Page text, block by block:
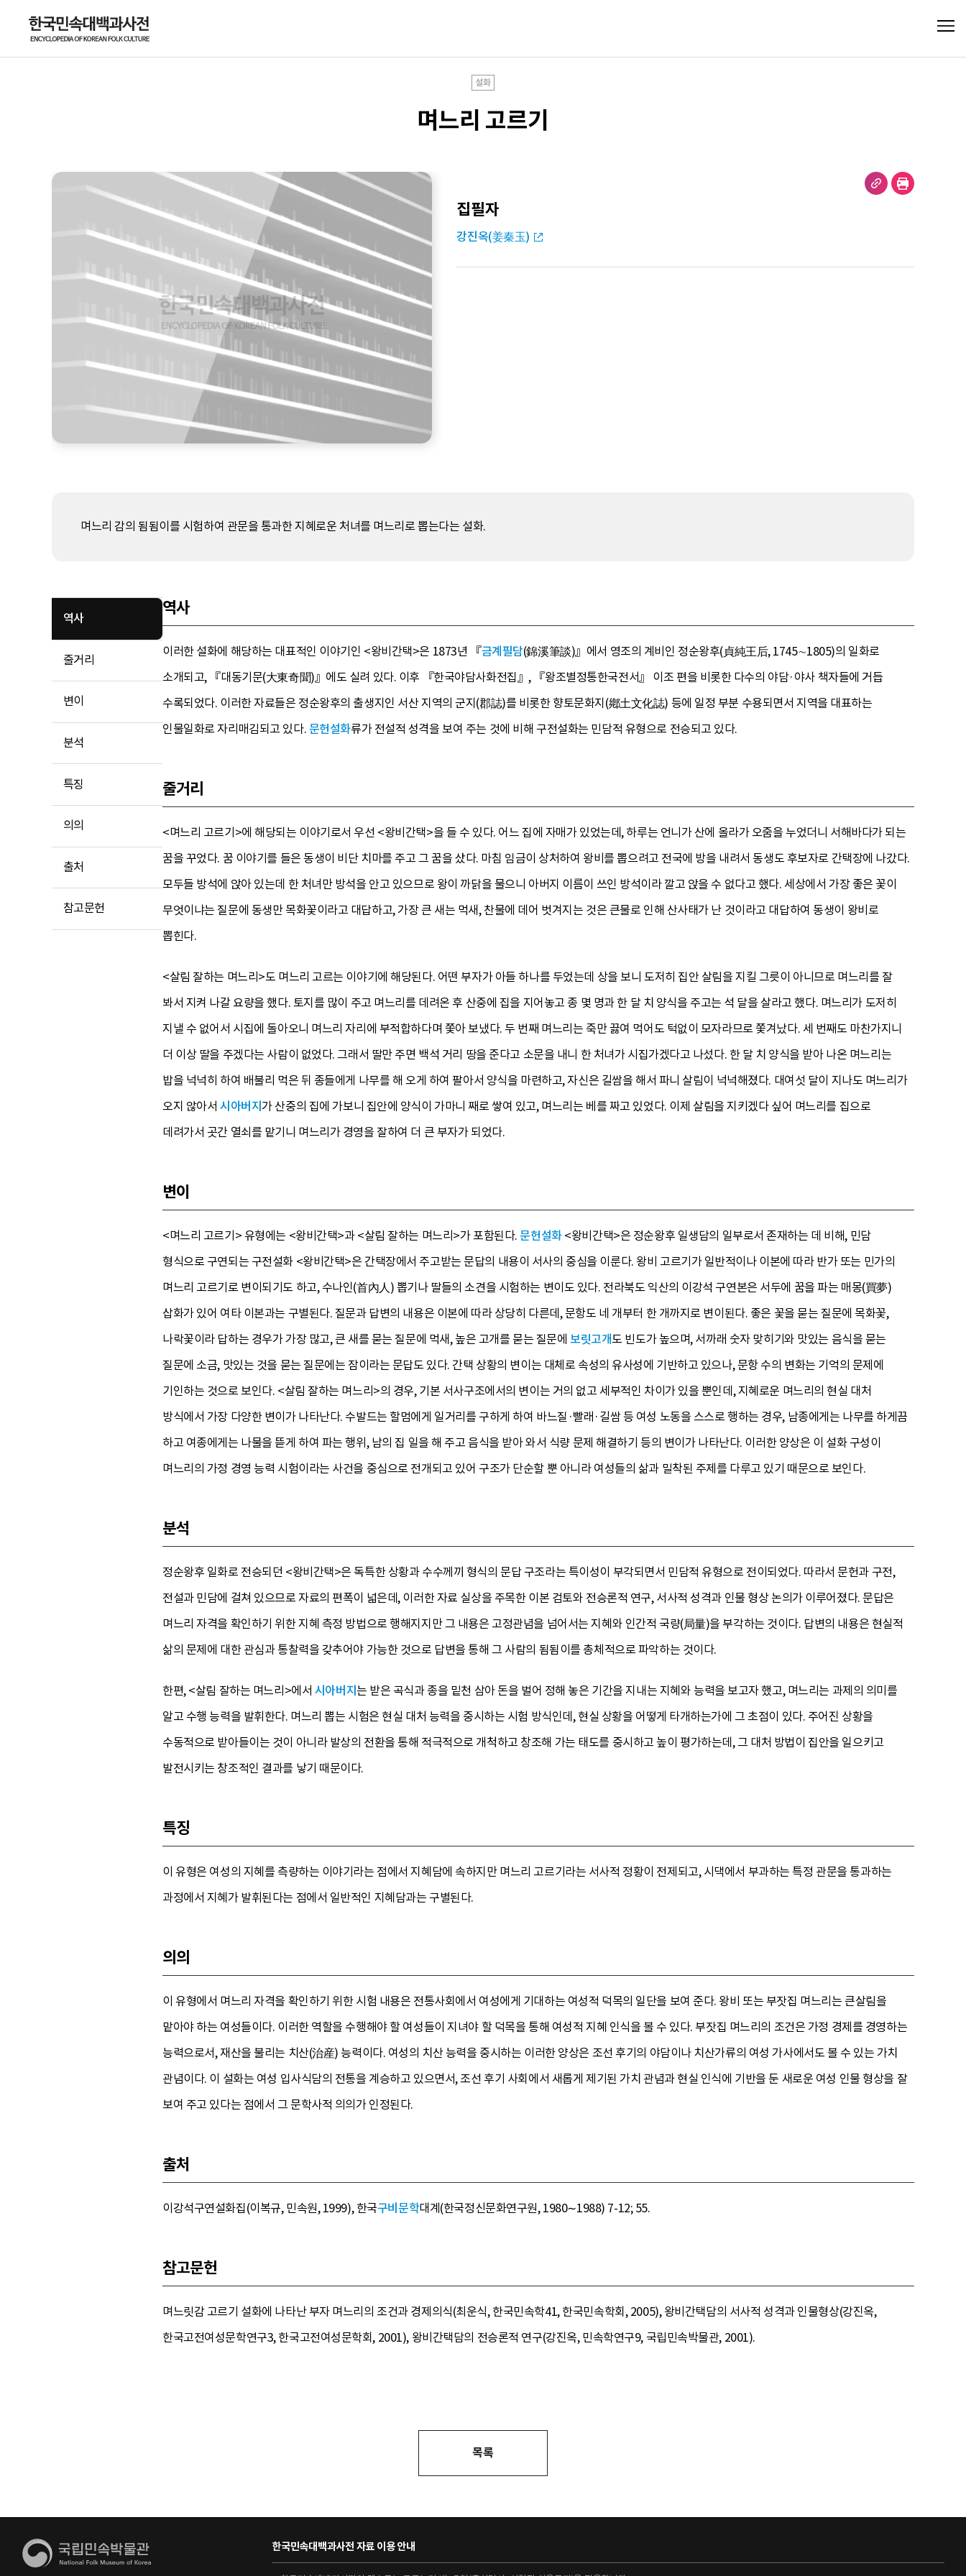
설화
며느리 고르기
집필자
강진옥(姜秦玉)
며느리 감의 됨됨이를 시험하여 관문을 통과한 지혜로운 처녀를 며느리로 뽑는다는 설화.
역사
줄거리
변이
분석
특징
의의
출처
참고문헌
역사
이러한 설화에 해당하는 대표적인 이야기인 <왕비간택>은 1873년 『금계필담(錦溪筆談)』에서 영조의 계비인 정순왕후(貞純王后, 1745∼1805)의 일화로
소개되고, 『대동기문(大東奇聞)』에도 실려 있다. 이후 『한국야담사화전집』, 『왕조별정통한국전서』 이조 편을 비롯한 다수의 야담·야사 책자들에 거듭
수록되었다. 이러한 자료들은 정순왕후의 출생지인 서산 지역의 군지(郡誌)를 비롯한 향토문화지(鄕土文化誌) 등에 일정 부분 수용되면서 지역을 대표하는
인물일화로 자리매김되고 있다.문헌설화류가 전설적 성격을 보여 주는 것에 비해 구전설화는 민담적 유형으로 전승되고 있다.
줄거리
<며느리 고르기>에 해당되는 이야기로서 우선 <왕비간택>을 들 수 있다. 어느 집에 자매가 있었는데, 하루는 언니가 산에 올라가 오줌을 누었더니 서해바다가 되는
꿈을 꾸었다. 꿈 이야기를 들은 동생이 비단 치마를 주고 그 꿈을 샀다. 마침 임금이 상처하여 왕비를 뽑으려고 전국에 방을 내려서 동생도 후보자로 간택장에 나갔다.
모두들 방석에 앉아 있는데 한 처녀만 방석을 안고 있으므로 왕이 까닭을 물으니 아버지 이름이 쓰인 방석이라 깔고 앉을 수 없다고 했다. 세상에서 가장 좋은 꽃이
무엇이냐는 질문에 동생만 목화꽃이라고 대답하고, 가장 큰 새는 먹새, 찬물에 데어 벗겨지는 것은 큰물로 인해 산사태가 난 것이라고 대답하여 동생이 왕비로
뽑힌다.
<살림 잘하는 며느리>도 며느리 고르는 이야기에 해당된다. 어떤 부자가 아들 하나를 두었는데 상을 보니 도저히 집안 살림을 지킬 그릇이 아니므로 며느리를 잘
봐서 지켜 나갈 요량을 했다. 토지를 많이 주고 며느리를 데려온 후 산중에 집을 지어놓고 종 몇 명과 한 달 치 양식을 주고는 석 달을 살라고 했다. 며느리가 도저히
지낼 수 없어서 시집에 돌아오니 며느리 자리에 부적합하다며 쫓아 보냈다. 두 번째 며느리는 죽만 끓여 먹어도 턱없이 모자라므로 쫓겨났다. 세 번째도 마찬가지니
더 이상 딸을 주겠다는 사람이 없었다. 그래서 딸만 주면 백석 거리 땅을 준다고 소문을 내니 한 처녀가 시집가겠다고 나섰다. 한 달 치 양식을 받아 나온 며느리는
밥을 넉넉히 하여 배불리 먹은 뒤 종들에게 나무를 해 오게 하여 팔아서 양식을 마련하고, 자신은 길쌈을 해서 파니 살림이 넉넉해졌다. 대여섯 달이 지나도 며느리가
오지 않아서 시아버지가 산중의 집에 가보니 집안에 양식이 가마니 째로 쌓여 있고, 며느리는 베를 짜고 있었다. 이제 살림을 지키겠다 싶어 며느리를 집으로
데려가서 곳간 열쇠를 맡기니 며느리가 경영을 잘하여 더 큰 부자가 되었다.
변이
<며느리 고르기> 유형에는 <왕비간택>과 <살림 잘하는 며느리>가 포함된다.문헌설화<왕비간택>은 정순왕후 일생담의 일부로서 존재하는 데 비해, 민담
형식으로 구연되는 구전설화 <왕비간택>은 간택장에서 주고받는 문답의 내용이 서사의 중심을 이룬다. 왕비 고르기가 일반적이나 이본에 따라 반가 또는 민가의
며느리 고르기로 변이되기도 하고, 수나인(首內人) 뽑기나 딸들의 소견을 시험하는 변이도 있다. 전라북도 익산의 이강석 구연본은 서두에 꿈을 파는 매몽(買夢)
삽화가 있어 여타 이본과는 구별된다. 질문과 답변의 내용은 이본에 따라 상당히 다른데, 문항도 네 개부터 한 개까지로 변이된다. 좋은 꽃을 묻는 질문에 목화꽃,
나락꽃이라 답하는 경우가 가장 많고, 큰 새를 묻는 질문에 먹새, 높은 고개를 묻는 질문에 보릿고개도 빈도가 높으며, 서까래 숫자 맞히기와 맛있는 음식을 묻는
질문에 소금, 맛있는 것을 묻는 질문에는 잠이라는 문답도 있다. 간택 상황의 변이는 대체로 속성의 유사성에 기반하고 있으나, 문항 수의 변화는 기억의 문제에
기인하는 것으로 보인다. <살림 잘하는 며느리>의 경우, 기본 서사구조에서의 변이는 거의 없고 세부적인 차이가 있을 뿐인데, 지혜로운 며느리의 현실 대처
방식에서 가장 다양한 변이가 나타난다. 수발드는 할멈에게 일거리를 구하게 하여 바느질·빨래·길쌈 등 여성 노동을 스스로 행하는 경우, 남종에게는 나무를 하게끔
하고 여종에게는 나물을 뜯게 하여 파는 행위, 남의 집 일을 해 주고 음식을 받아 와서 식량 문제 해결하기 등의 변이가 나타난다. 이러한 양상은 이 설화 구성이
며느리의 가정 경영 능력 시험이라는 사건을 중심으로 전개되고 있어 구조가 단순할 뿐 아니라 여성들의 삶과 밀착된 주제를 다루고 있기 때문으로 보인다.
분석
정순왕후 일화로 전승되던 <왕비간택>은 독특한 상황과 수수께끼 형식의 문답 구조라는 특이성이 부각되면서 민담적 유형으로 전이되었다. 따라서 문헌과 구전,
전설과 민담에 걸쳐 있으므로 자료의 편폭이 넓은데, 이러한 자료 실상을 주목한 이본 검토와 전승론적 연구, 서사적 성격과 인물 형상 논의가 이루어졌다. 문답은
며느리 자격을 확인하기 위한 지혜 측정 방법으로 행해지지만 그 내용은 고정관념을 넘어서는 지혜와 인간적 국량(局量)을 부각하는 것이다. 답변의 내용은 현실적
삶의 문제에 대한 관심과 통찰력을 갖추어야 가능한 것으로 답변을 통해 그 사람의 됨됨이를 총체적으로 파악하는 것이다.
한편, <살림 잘하는 며느리>에서 시아버지는 받은 곡식과 종을 밑천 삼아 돈을 벌어 정해 놓은 기간을 지내는 지혜와 능력을 보고자 했고, 며느리는 과제의 의미를
알고 수행 능력을 발휘한다. 며느리 뽑는 시험은 현실 대처 능력을 중시하는 시험 방식인데, 현실 상황을 어떻게 타개하는가에 그 초점이 있다. 주어진 상황을
수동적으로 받아들이는 것이 아니라 발상의 전환을 통해 적극적으로 개척하고 창조해 가는 태도를 중시하고 높이 평가하는데, 그 대처 방법이 집안을 일으키고
발전시키는 창조적인 결과를 낳기 때문이다.
특징
이 유형은 여성의 지혜를 측량하는 이야기라는 점에서 지혜담에 속하지만 며느리 고르기라는 서사적 정황이 전제되고, 시댁에서 부과하는 특정 관문을 통과하는
과정에서 지혜가 발휘된다는 점에서 일반적인 지혜담과는 구별된다.
의의
이 유형에서 며느리 자격을 확인하기 위한 시험 내용은 전통사회에서 여성에게 기대하는 여성적 덕목의 일단을 보여 준다. 왕비 또는 부잣집 며느리는 큰살림을
맡아야 하는 여성들이다. 이러한 역할을 수행해야 할 여성들이 지녀야 할 덕목을 통해 여성적 지혜 인식을 볼 수 있다. 부잣집 며느리의 조건은 가정 경제를 경영하는
능력으로서, 재산을 불리는 치산(治産) 능력이다. 여성의 치산 능력을 중시하는 이러한 양상은 조선 후기의 야담이나 치산가류의 여성 가사에서도 볼 수 있는 가치
관념이다. 이 설화는 여성 입사식담의 전통을 계승하고 있으면서, 조선 후기 사회에서 새롭게 제기된 가치 관념과 현실 인식에 기반을 둔 새로운 여성 인물 형상을 잘
보여 주고 있다는 점에서 그 문학사적 의의가 인정된다.
출처
이강석구연설화집(이복규, 민속원, 1999), 한국구비문학대계(한국정신문화연구원, 1980∼1988) 7-12; 55.
참고문헌
며느릿감 고르기 설화에 나타난 부자 며느리의 조건과 경제의식(최운식, 한국민속학41, 한국민속학회, 2005), 왕비간택담의 서사적 성격과 인물형상(강진옥,
한국고전여성문학연구3, 한국고전여성문학회, 2001), 왕비간택담의 전승론적 연구(강진옥, 민속학연구9, 국립민속박물관, 2001).
목록
한국민속대백과사전 자료 이용 안내